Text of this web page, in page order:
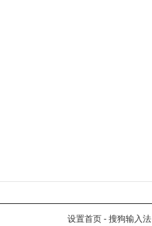
设置首页 - 搜狗输入法